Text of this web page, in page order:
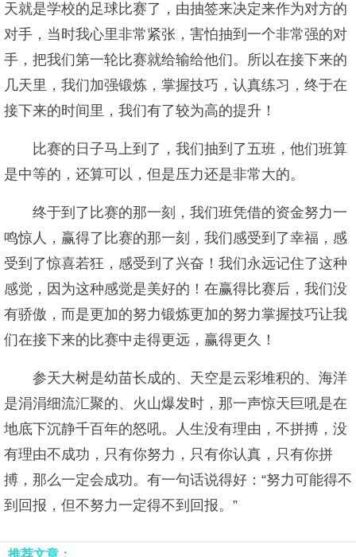
天就是学校的足球比赛了，由抽签来决定来作为对方的
对手，当时我心里非常紧张，害怕抽到一个非常强的对
手，把我们第一轮比赛就给输给他们。所以在接下来的
几天里，我们加强锻炼，掌握技巧，认真练习，终于在
接下来的时间里，我们有了较为高的提升！
比赛的日子马上到了，我们抽到了五班，他们班算
是中等的，还算可以，但是压力还是非常大的。
终于到了比赛的那一刻，我们班凭借的资金努力一
鸣惊人，赢得了比赛的那一刻，我们感受到了幸福，感
受到了惊喜若狂，感受到了兴奋！我们永远记住了这种
感觉，因为这种感觉是美好的！在赢得比赛后，我们没
有骄傲，而是更加的努力锻炼更加的努力掌握技巧让我
们在接下来的比赛中走得更远，赢得更久！
参天大树是幼苗长成的、天空是云彩堆积的、海洋
是涓涓细流汇聚的、火山爆发时，那一声惊天巨吼是在
地底下沉静千百年的怒吼。人生没有理由，不拼搏，没
有理由不成功，只有你努力，只有你认真，只有你拼
搏，那么一定会成功。有一句话说得好：“努力可能得不
到回报，但不努力一定得不到回报。”
推荐文章：